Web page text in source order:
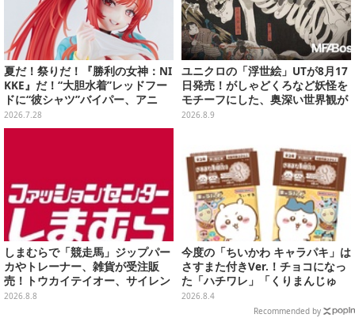
夏だ！祭りだ！『勝利の女神：NI
KKE』だ！“大胆水着”レッドフー
ドに“彼シャツ”バイパー、アニ
ス：スターまで『NIKKE』フィギ
ュアを一気見【WF2026夏】
2026.7.28
ユニクロの「浮世絵」UTが8月17
日発売！がしゃどくろなど妖怪を
モチーフにした、奥深い世界観が
最高にオシャレ
2026.8.9
しまむらで「競走馬」ジップパー
カやトレーナー、雑貨が受注販
売！トウカイテイオー、サイレン
ススズカなど名馬をデザイン
2026.8.8
今度の「ちいかわ キャラパキ」は
さすまた付きVer.！チョコになっ
た「ハチワレ」「くりまんじゅ
う」たちも可愛い全8種
2026.8.4
Recommended by